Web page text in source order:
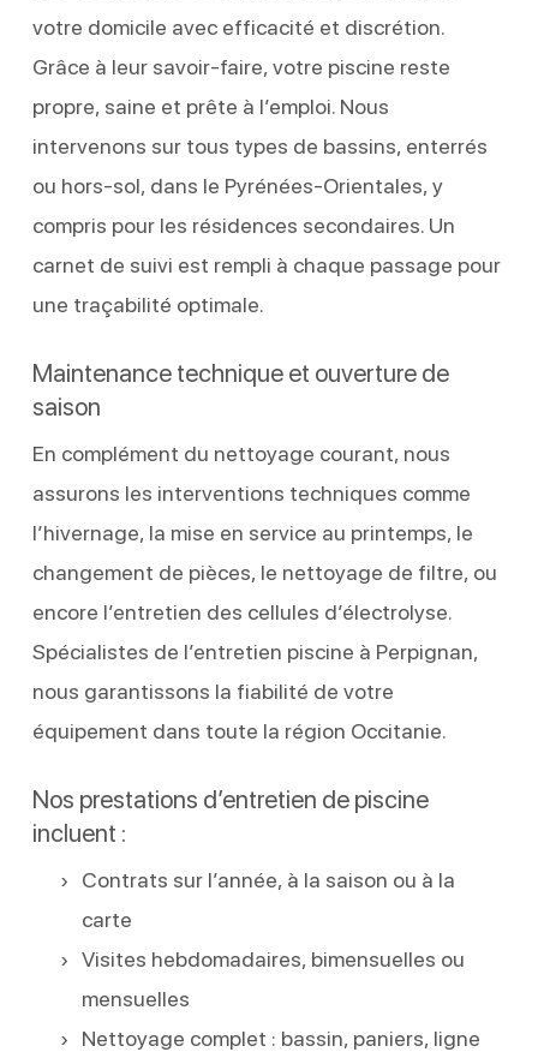
votre domicile avec efficacité et discrétion.
Grâce à leur savoir-faire, votre piscine reste
propre, saine et prête à l’emploi. Nous
intervenons sur tous types de bassins, enterrés
ou hors-sol, dans le Pyrénées-Orientales, y
compris pour les résidences secondaires. Un
carnet de suivi est rempli à chaque passage pour
une traçabilité optimale.
Maintenance technique et ouverture de
saison
En complément du nettoyage courant, nous
assurons les interventions techniques comme
l’hivernage, la mise en service au printemps, le
changement de pièces, le nettoyage de filtre, ou
encore l’entretien des cellules d’électrolyse.
Spécialistes de l’entretien piscine à Perpignan,
nous garantissons la fiabilité de votre
équipement dans toute la région Occitanie.
Nos prestations d’entretien de piscine
incluent :
Contrats sur l’année, à la saison ou à la
carte
Visites hebdomadaires, bimensuelles ou
mensuelles
Nettoyage complet : bassin, paniers, ligne